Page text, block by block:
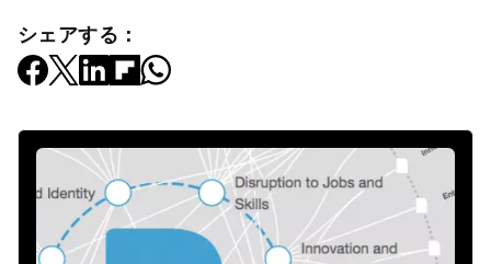
シェアする：